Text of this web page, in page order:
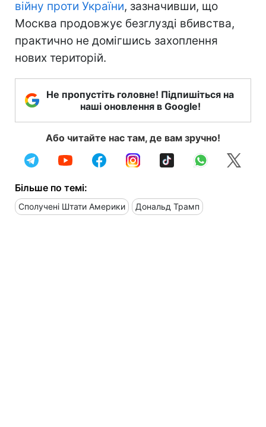
війну проти України, зазначивши, що
Москва продовжує безглузді вбивства,
практично не домігшись захоплення
нових територій.
Не пропустіть головне! Підпишіться на
наші оновлення в Google!
Або читайте нас там, де вам зручно!
Більше по темі:
Сполучені Штати Америки Дональд Трамп